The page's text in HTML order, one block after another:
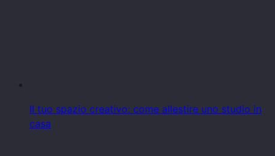
Il tuo spazio creativo: come allestire uno studio in
casa